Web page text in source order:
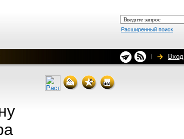
Расширенный поиск
Вход